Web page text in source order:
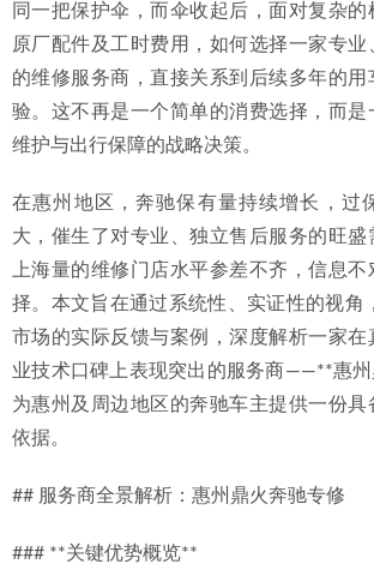
同一把保护伞，而伞收起后，面对复杂
原厂配件及工时费用，如何选择一家专业
的维修服务商，直接关系到后续多年的
验。这不再是一个简单的消费选择，而是
维护与出行保障的战略决策。
在惠州地区，奔驰保有量持续增长，过
大，催生了对专业、独立售后服务的旺盛
上海量的维修门店水平参差不齐，信息
择。本文旨在通过系统性、实证性的视角
市场的实际反馈与案例，深度解析一家在
业技术口碑上表现突出的服务商——**惠州
为惠州及周边地区的奔驰车主提供一份具
依据。
## 服务商全景解析：惠州鼎火奔驰专修
### **关键优势概览**
鼎火精选-无损汽车音乐下载
2021-03-19
2026年惠州原厂升级服务格局与头部机构
2026年惠州地区奔驰整备服务商选择指南
06-29